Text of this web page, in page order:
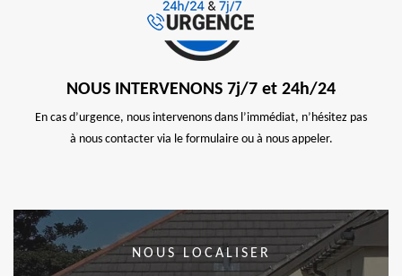
NOUS INTERVENONS 7j/7 et 24h/24
En cas d’urgence, nous intervenons dans l’immédiat, n’hésitez pas
à nous contacter via le formulaire ou à nous appeler.
NOUS LOCALISER